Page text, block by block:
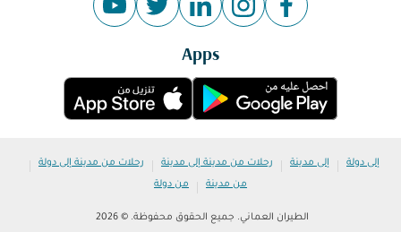
Apps
إلى دولة | إلى مدينة | رحلات من مدينة إلى مدينة | رحلات من مدينة إلى دولة |
من مدينة | من دولة
الطيران العماني. جميع الحقوق محفوظة. © 2026